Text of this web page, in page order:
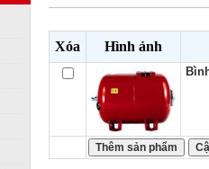
Xóa Hình ảnh